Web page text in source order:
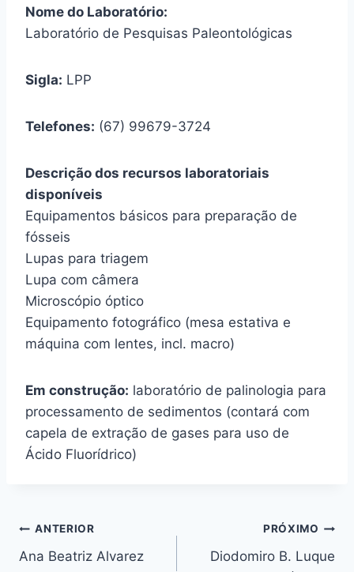
Nome do Laboratório:
Laboratório de Pesquisas Paleontológicas
Sigla: LPP
Telefones: (67) 99679-3724
Descrição dos recursos laboratoriais
disponíveis
Equipamentos básicos para preparação de
fósseis
Lupas para triagem
Lupa com câmera
Microscópio óptico
Equipamento fotográfico (mesa estativa e
máquina com lentes, incl. macro)
Em construção: laboratório de palinologia para
processamento de sedimentos (contará com
capela de extração de gases para uso de
Ácido Fluorídrico)
ANTERIOR
Ana Beatriz Alvarez
PRÓXIMO
Diodomiro B. Luque